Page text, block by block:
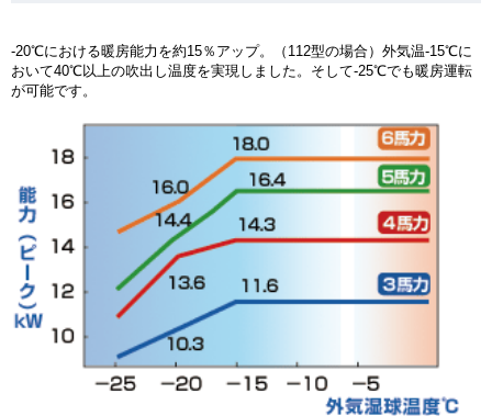
-20℃における暖房能力を約15％アップ。（112型の場合）外気温-15℃に
おいて40℃以上の吹出し温度を実現しました。そして-25℃でも暖房運転
が可能です。